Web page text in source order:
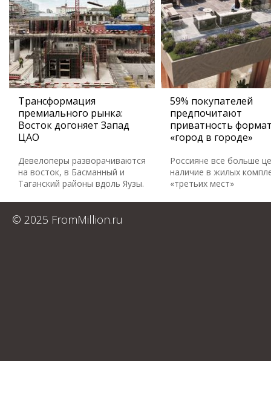
Трансформация
премиального рынка:
Восток догоняет Запад
ЦАО
Девелоперы разворачиваются
на восток, в Басманный и
Таганский районы вдоль Яузы.
59% покупателей
предпочитают
приватность
«город в городе»
Россияне все больше
наличие в жилых
«третьих мест»
© 2025 FromMillion.ru